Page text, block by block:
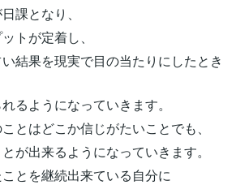
課となり、
トが定着し、
結果を現実で目の当たりにしたとき
るようになっていきます。
とはどこか信じがたいことでも、
が出来るようになっていきます。
とを継続出来ている自分に